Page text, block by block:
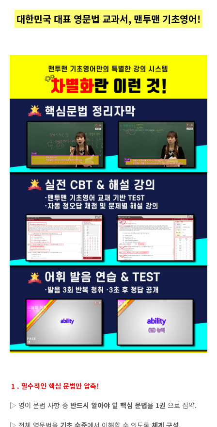
대한민국 대표 영문법 교과서, 맨투맨 기초영어!
1 . 필수적인 핵심 문법만 압축!
▷ 영어 문법 사항 중 반드시 알아야 할 핵심 문법을 1권 으로 집약.